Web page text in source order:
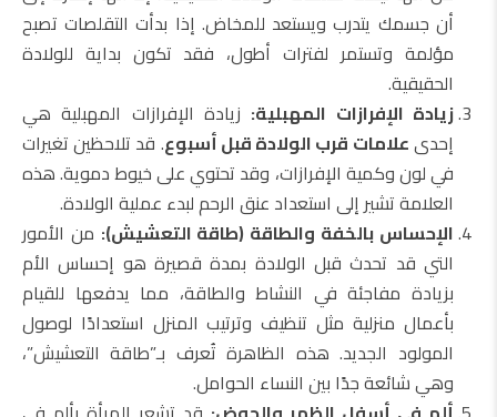
أن جسمك يتدرب ويستعد للمخاض. إذا بدأت التقلصات تصبح
مؤلمة وتستمر لفترات أطول، فقد تكون بداية للولادة
الحقيقية.
زيادة الإفرازات المهبلية: زيادة الإفرازات المهبلية هي
إحدىعلامات قرب الولادة قبل أسبوع. قد تلاحظين تغيرات
في لون وكمية الإفرازات، وقد تحتوي على خيوط دموية. هذه
العلامة تشير إلى استعداد عنق الرحم لبدء عملية الولادة.
الإحساس بالخفة والطاقة (طاقة التعشيش): من الأمور
التي قد تحدث قبل الولادة بمدة قصيرة هو إحساس الأم
بزيادة مفاجئة في النشاط والطاقة، مما يدفعها للقيام
بأعمال منزلية مثل تنظيف وترتيب المنزل استعدادًا لوصول
المولود الجديد. هذه الظاهرة تُعرف بـ”طاقة التعشيش”،
وهي شائعة جدًا بين النساء الحوامل.